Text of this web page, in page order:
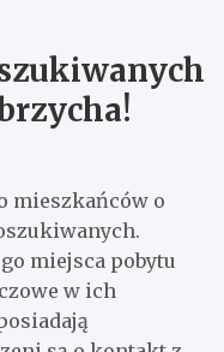
mieszkańców o
miejsca pobytu
w ich